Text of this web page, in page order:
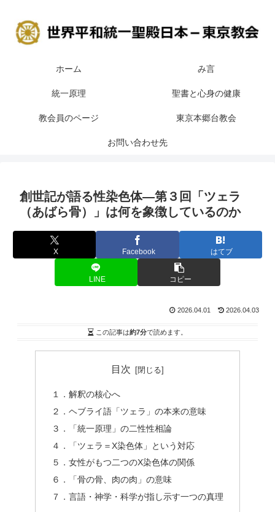
ホーム み言
統一原理 聖書と心身の健康
教会員のページ 東京本郷台教会
お問い合わせ先
創世記が語る性染色体―第３回「ツェラ
（あばら骨）」は何を象徴しているのか
X Facebook はてブ
LINE コピー
2026.04.01 2026.04.03
この記事は約7分で読めます。
目次
１．解釈の核心へ
２．ヘブライ語「ツェラ」の本来の意味
３．「統一原理」の二性性相論
４．「ツェラ＝X染色体」という対応
５．女性がもつ二つのX染色体の関係
６．「骨の骨、肉の肉」の意味
７．言語・神学・科学が指し示す一つの真理